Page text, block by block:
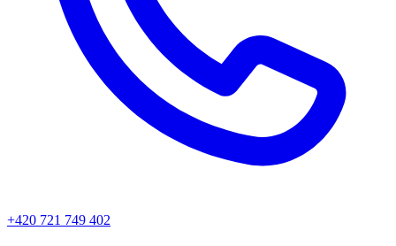
+420 721 749 402